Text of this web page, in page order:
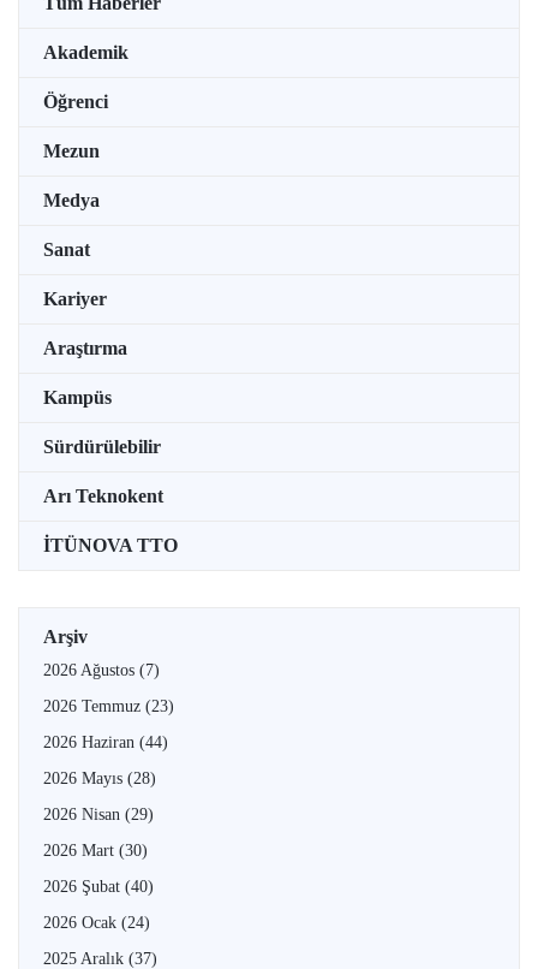
Akademik
Öğrenci
Mezun
Medya
Sanat
Kariyer
Araştırma
Kampüs
Sürdürülebilir
Arı Teknokent
İTÜNOVA TTO
Arşiv
2026 Ağustos (7)
2026 Temmuz (23)
2026 Haziran (44)
2026 Mayıs (28)
2026 Nisan (29)
2026 Mart (30)
2026 Şubat (40)
2026 Ocak (24)
2025 Aralık (37)